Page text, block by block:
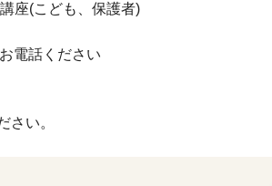
座(こども、保護者)
電話ください
さい。